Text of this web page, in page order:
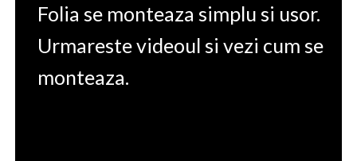
Folia se monteaza simplu si usor.
Urmareste videoul si vezi cum se
monteaza.